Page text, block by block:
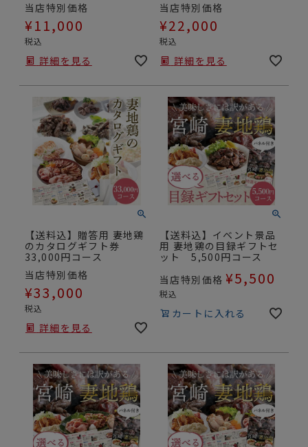
当店特別価格
¥11,000
税込
詳細を見る
当店特別価格
¥22,000
税込
詳細を見る
【送料込】贈答用 妻地鶏
のカタログギフト券
33,000円コース
当店特別価格
¥33,000
税込
詳細を見る
【送料込】イベント景品
用 妻地鶏の目録ギフトセ
ット 5,500円コース
当店特別価格 ¥5,500
税込
カートに入れる